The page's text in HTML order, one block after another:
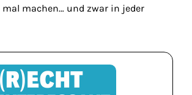
machen… und zwar in jeder